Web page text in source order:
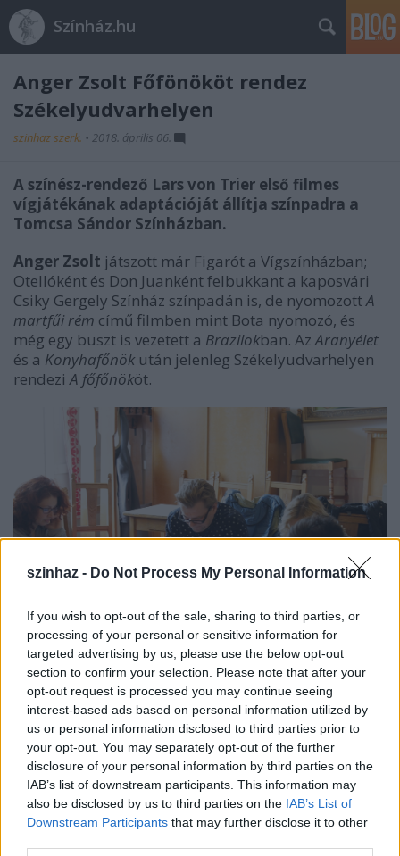
szinhaz - Do Not Process My Personal Information
If you wish to opt-out of the sale, sharing to third parties, or
processing of your personal or sensitive information for
targeted advertising by us, please use the below opt-out
section to confirm your selection. Please note that after your
opt-out request is processed you may continue seeing
interest-based ads based on personal information utilized by
us or personal information disclosed to third parties prior to
your opt-out. You may separately opt-out of the further
disclosure of your personal information by third parties on the
IAB’s list of downstream participants. This information may
also be disclosed by us to third parties on the IAB’s List of
Downstream Participants that may further disclose it to other
Színház.hu
Anger Zsolt Főfönököt rendez
Székelyudvarhelyen
szinhaz szerk. • 2018. április 06.
A színész-rendező Lars von Trier első filmes
vígjátékának adaptációját állítja színpadra a
Tomcsa Sándor Színházban.
Anger Zsolt játszott már Figarót a Vígszínházban;
Otellóként és Don Juanként felbukkant a kaposvári
Csiky Gergely Színház színpadán is, de nyomozottA
martfűi rém című filmben mint Bota nyomozó, és
még egy buszt is vezetett a Brazilokban. AzAranyélet
és a Konyhafőnök után jelenleg Székelyudvarhelyen
rendeziA főfőnököt.
Anger Zsolt (középen) az olvasópróbán (forrás:
Tomcsa Sándor Színház)
A főfőnökegy évek óta láthatatlan, avagy nem létező
főnökkel működő cég abszurd történetét meséli el.
Abszurd történet és társadalmi görbe tükör a
felelősségvállalásról, amely a közöttünk élő
embertípusok több fajtáját is megmutatja. Talán
még magunkra is ismerhetünk a történetben. De
milyen is ez a történet?